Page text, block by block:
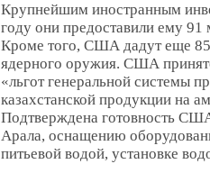
Крупнейшим иностранным
году они предоставили ему
Кроме того, США дадут еще 85
ядерного оружия. США
«льгот генеральной системы
казахстанской продукции на
Подтверждена готовность
Арала, оснащению
питьевой водой, установке